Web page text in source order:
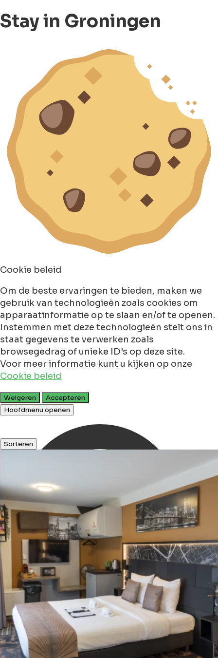
Stay in Groningen
Cookie beleid
Om de beste ervaringen te bieden, maken we
gebruik van technologieën zoals cookies om
apparaatinformatie op te slaan en/of te openen.
Instemmen met deze technologieën stelt ons in
staat gegevens te verwerken zoals
browsegedrag of unieke ID's op deze site.
Voor meer informatie kunt u kijken op onze
Cookie beleid
Weigeren
Accepteren
Hoofdmenu openen
Ontdek
winkels ...
Sorteren